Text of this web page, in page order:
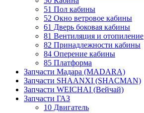
51 Пол кабины
52 Окно ветровое кабины
61 Дверь боковая кабины
81 Вентиляция и отопиление
82 Принадлежности кабины
84 Оперение кабины
85 Платформа
Запчасти Мадара (MADARA)
Запчасти SHAANXI (SHACMAN)
Запчасти WEICHAI (Вейчай)
Запчасти ГАЗ
10 Двигатель